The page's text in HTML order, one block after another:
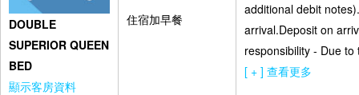
DOUBLE
SUPERIOR QUEEN
BED
顯示客房資料
住宿加早餐
additional debit
arrival.Deposit on
responsibility - Due
[ + ] 查看更多